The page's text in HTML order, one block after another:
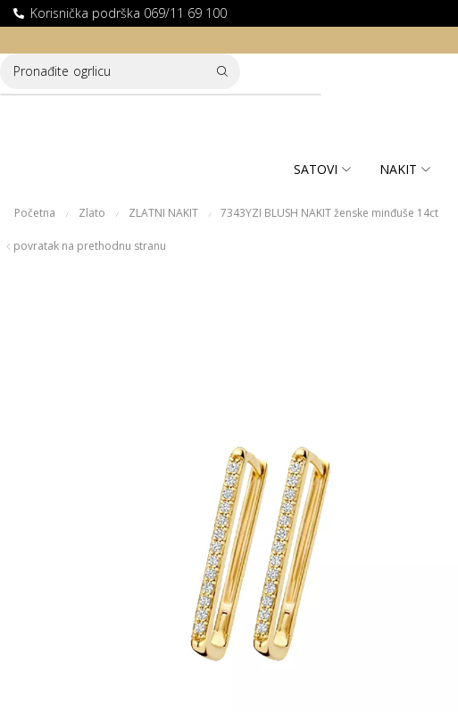
Korisnička podrška 069/11 69 100
DOSTAVA ZA KUPOVINE PREKO 10.000 RSD
Pronađite ogrlicu
SATOVI NAKIT
Početna / Zlato / ZLATNI NAKIT / 7343YZI BLUSH NAKIT ženske minđuše 14ct
povratak na prethodnu stranu